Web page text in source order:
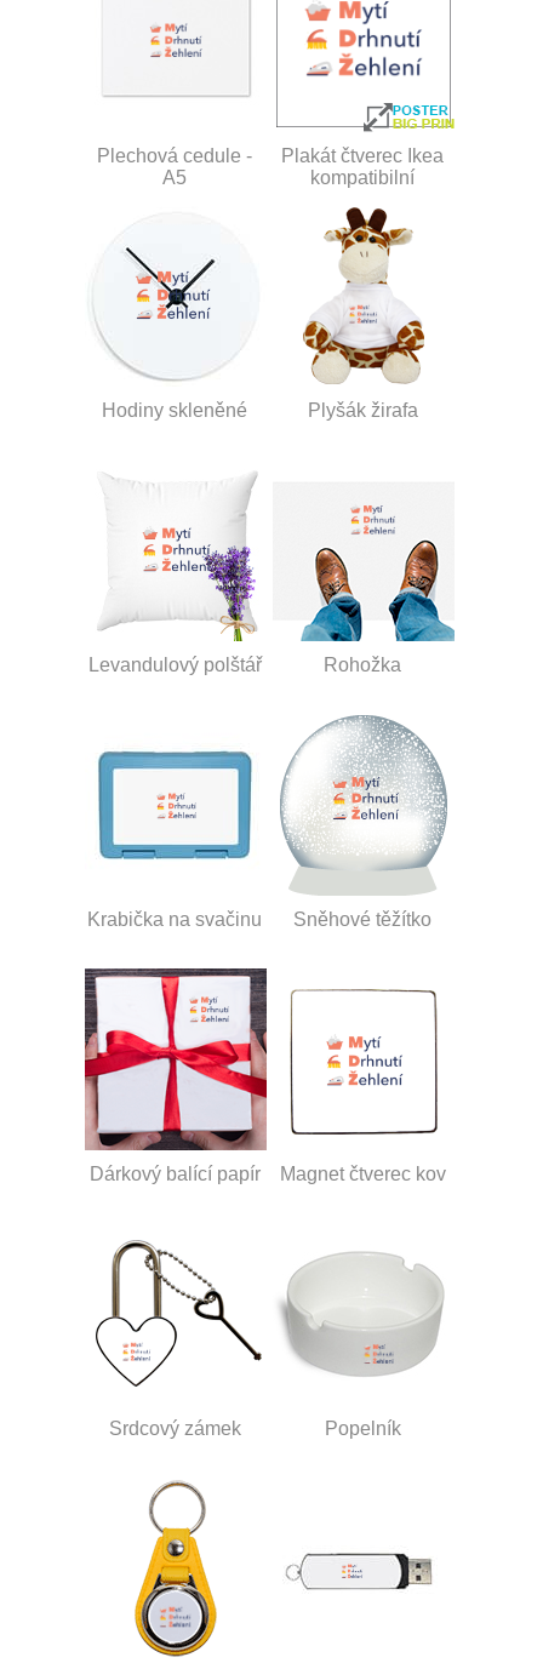
Plechová cedule -
A5
Plakát čtverec Ikea
kompatibilní
Hodiny skleněné Plyšák žirafa
Levandulový polštář Rohožka
Krabička na svačinu Sněhové těžítko
Dárkový balící papír Magnet čtverec kov
Srdcový zámek Popelník